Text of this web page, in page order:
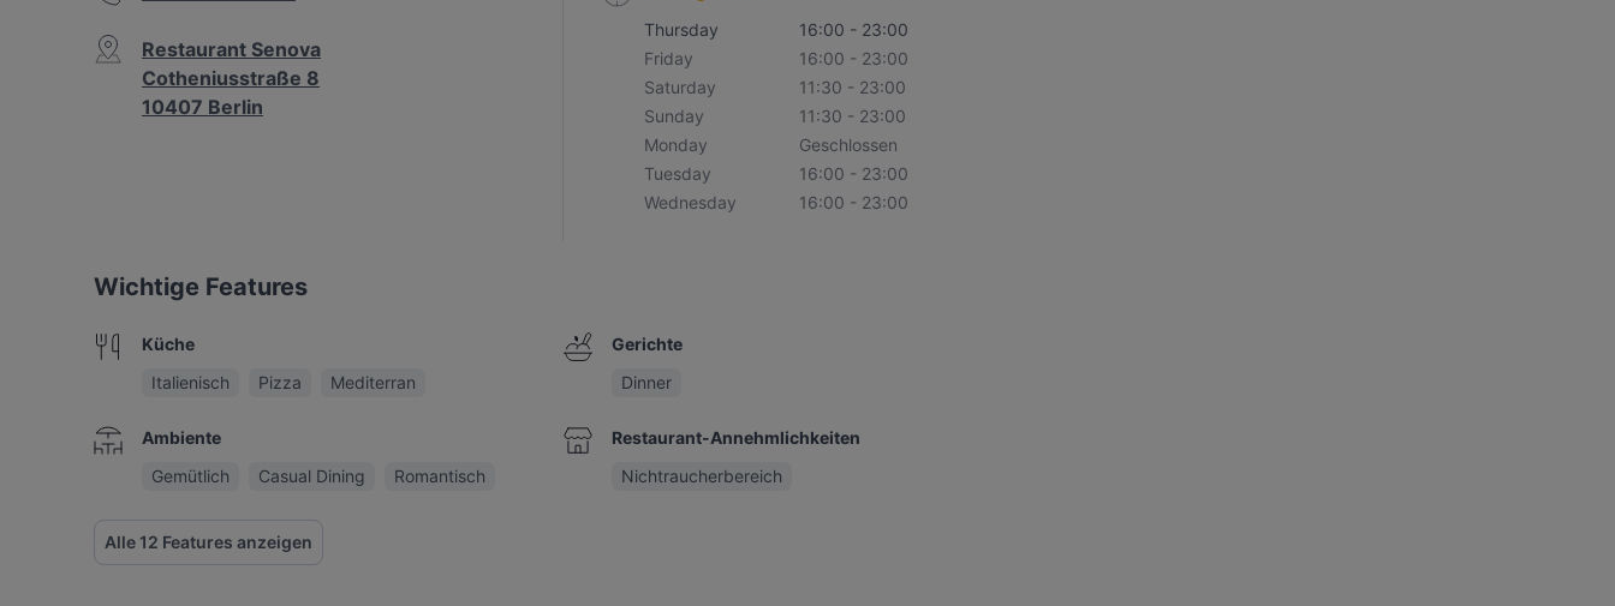
Restaurant Senova
Cotheniusstraße 8
10407 Berlin
Thursday
16:00 - 23:00
Friday
16:00 - 23:00
Saturday
11:30 - 23:00
Sunday
11:30 - 23:00
Monday
Geschlossen
Tuesday
16:00 - 23:00
Wednesday
16:00 - 23:00
Wichtige Features
Küche
Italienisch
Pizza Mediterran
Ambiente
Gemütlich
Casual Dining Romantisch
Gerichte
Dinner
Restaurant-Annehmlichkeiten
Nichtraucherbereich
Alle 12 Features anzeigen